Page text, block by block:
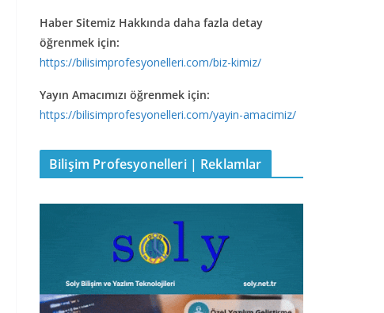
Haber Sitemiz Hakkında daha fazla detay
öğrenmek için:
https://bilisimprofesyonelleri.com/biz-kimiz/
Yayın Amacımızı öğrenmek için:
https://bilisimprofesyonelleri.com/yayin-amacimiz/
Bilişim Profesyonelleri | Reklamlar